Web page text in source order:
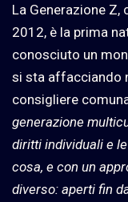
La Generazione
2012, è la prima
conosciuto un
si sta affacciando
consigliere
generazione
diritti individuali e
cosa, e con un
diverso: aperti fin